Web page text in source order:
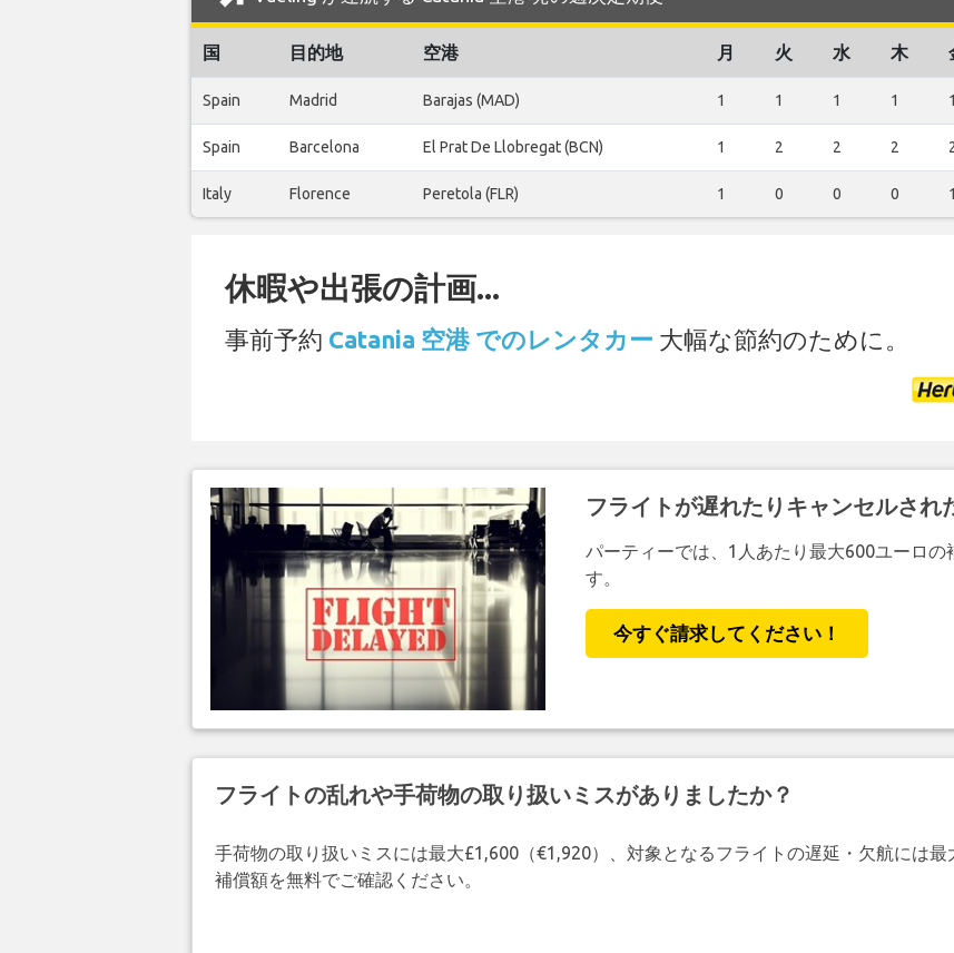
国 目的地 空港 月 火 水 木
Spain Madrid Barajas (MAD) 1 1 1 1 1
Spain Barcelona El Prat De Llobregat (BCN) 1 2 2 2
Italy Florence Peretola (FLR) 1 0 0 0 1
休暇や出張の計画...
事前予約 Catania 空港 でのレンタカー 大幅な節約のために。
フライトが遅れたりキャンセルされ
パーティーでは、1人あたり最大600ユーロの
す。
今すぐ請求してください！
フライトの乱れや手荷物の取り扱いミスがありましたか？
手荷物の取り扱いミスには最大£1,600（€1,920）、対象となるフライトの遅延・欠航には最
補償額を無料でご確認ください。